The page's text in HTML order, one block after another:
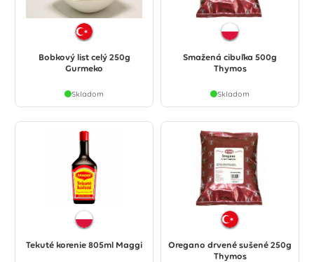
Bobkový list celý 250g
Gurmeko
Skladom
Smažená cibuľka 500g
Thymos
Skladom
Tekuté korenie 805ml Maggi
Oregano drvené sušené 250g
Thymos